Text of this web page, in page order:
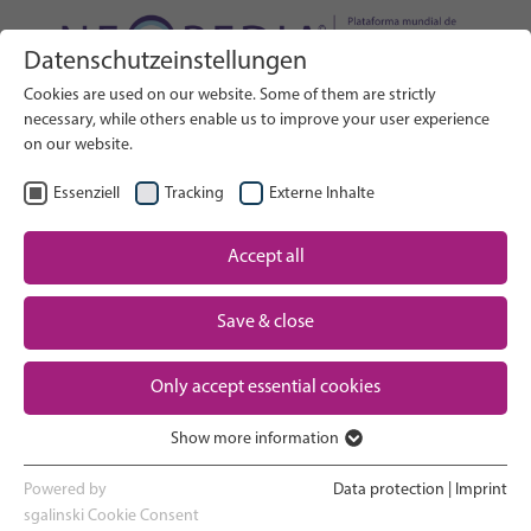
BUSCAR
ES Seleccionar idioma
Un vistazo a los cuidados neonatales
El embarazo y el parto
La experiencia en la UCIN
Volver a casa y ver crecer a tu bebé
Buscar en el sitio web
Inicio
Partner
Contact
Datenschutzeinstellungen
Cookies are used on our website. Some of them are strictly
necessary, while others enable us to improve your user experience
on our website.
Essenziell Tracking Externe Inhalte
Accept all
Save & close
Only accept essential cookies
Essenzielle Cookies werden für grundlegende Funktionen der
Webseite benötigt. Dadurch ist gewährleistet, dass die Webseite
Show more information
Powered by
sgalinski Cookie Consent
Data protection Imprint